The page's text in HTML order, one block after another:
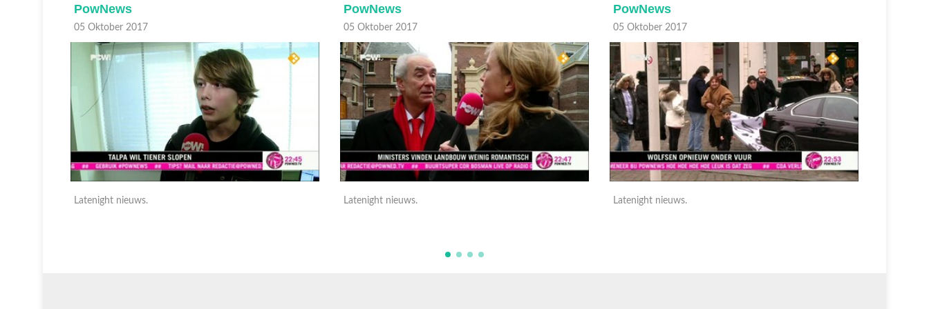
PowNews
05 Oktober 2017
Latenight nieuws.
PowNews
05 Oktober 2017
Latenight nieuws.
PowNews
05 Oktober 2017
Latenight nieuws.